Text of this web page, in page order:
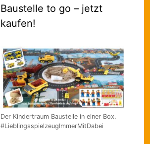
Baustelle to go – jetzt
kaufen!
Der Kindertraum Baustelle in einer Box.
#LieblingsspielzeugImmerMitDabei